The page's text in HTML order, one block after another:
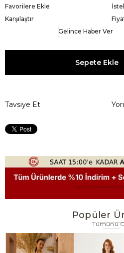
Favorilere Ekle
Karşılaştır
Gelince Haber Ver
Tavsiye Et
Popüler
Tümünü